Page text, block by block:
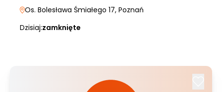
Os. Bolesława Śmiałego 17, Poznań
Dzisiaj:zamknięte